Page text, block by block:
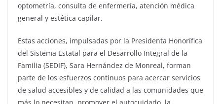
optometría, consulta de enfermería, atención médica
general y estética capilar.
Estas acciones, impulsadas por la Presidenta Honorífica
del Sistema Estatal para el Desarrollo Integral de la
Familia (SEDIF), Sara Hernández de Monreal, forman
parte de los esfuerzos continuos para acercar servicios
de salud accesibles y de calidad a las comunidades que